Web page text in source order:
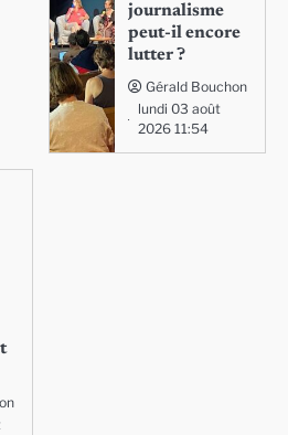
journalisme
peut-il encore
lutter ?
Gérald Bouchon
lundi 03 août
2026 11:54